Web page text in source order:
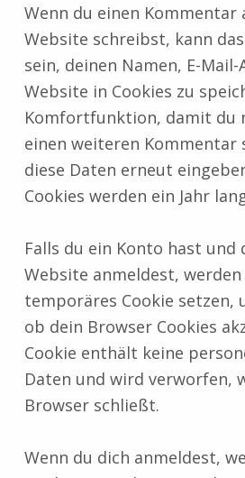
Wenn du einen Kommentar
Website schreibst, kann
sein, deinen Namen, E-Mail-
Website in Cookies zu
Komfortfunktion, damit du
einen weiteren Kommentar
diese Daten erneut
Cookies werden ein Jahr
Falls du ein Konto hast und
Website anmeldest,
temporäres Cookie setzen,
ob dein Browser Cookies
Cookie enthält keine
Daten und wird verworfen,
Browser schließt.
Wenn du dich anmeldest,